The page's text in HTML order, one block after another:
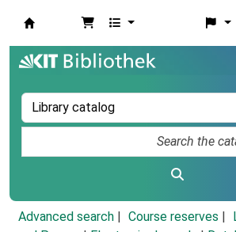
Advanced search Course reserves